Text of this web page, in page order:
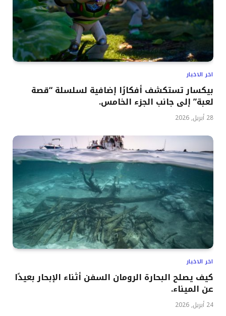
اخر الاخبار
بيكسار تستكشف أفكارًا إضافية لسلسلة “قصة
لعبة” إلى جانب الجزء الخامس.
28 أبريل, 2026
اخر الاخبار
كيف يصلح البحارة الرومان السفن أثناء الإبحار بعيدًا
عن الميناء.
24 أبريل, 2026